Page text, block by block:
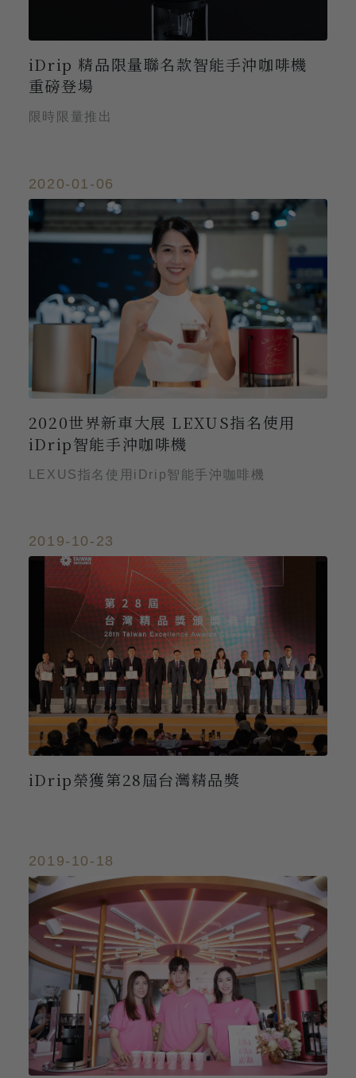
iDrip 精品限量聯名款智能手沖咖啡機
重磅登場
限時限量推出
2020-01-06
2020世界新車大展 LEXUS指名使用
iDrip智能手沖咖啡機
LEXUS指名使用iDrip智能手沖咖啡機
2019-10-23
iDrip榮獲第28屆台灣精品獎
2019-10-18